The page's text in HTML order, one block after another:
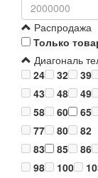
Распродажа
Только
Диагональ
24
32 39
43
48 49
58
60 65
77
80
82
83
85 86
98
100